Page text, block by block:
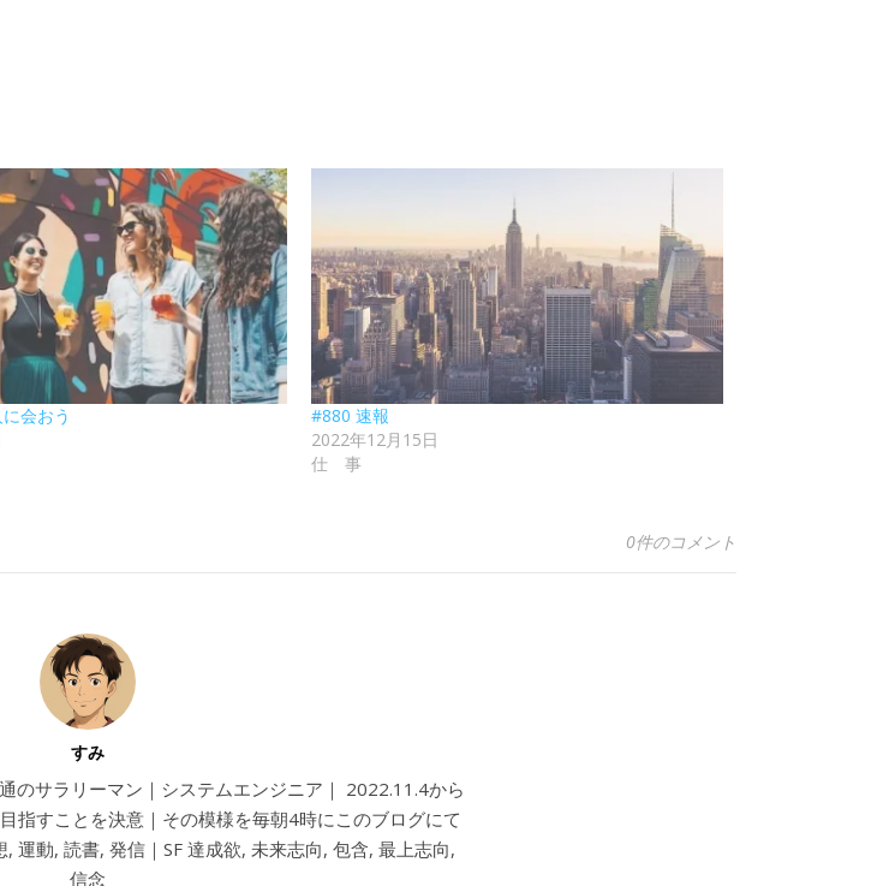
会おう
#880 速報
2022年12月15日
仕 事
0件のコメント
すみ
のサラリーマン｜システムエンジニア｜ 2022.11.4から
指すことを決意｜その模様を毎朝4時にこのブログにて
動, 読書, 発信｜SF 達成欲, 未来志向, 包含, 最上志向,
信念